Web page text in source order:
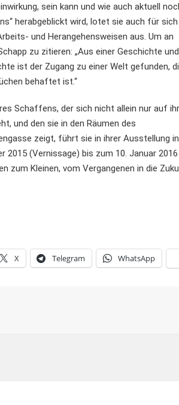
sein kann und wie auch aktuell
herabgeblickt wird, lotet sie auch für sich
und Herangehensweisen aus. Um an
zu zitieren: „Aus einer Geschichte
ist der Zugang zu einer Welt gefunden,
behaftet ist.“
Schaffens, der sich nicht allein nur auf ihr
und den sie in den Räumen des
zeigt, führt sie in ihrer Ausstellung
2015 (Vernissage) bis zum 10. Januar 2016
zum Kleinen, vom Vergangenen in die
X Telegram WhatsApp